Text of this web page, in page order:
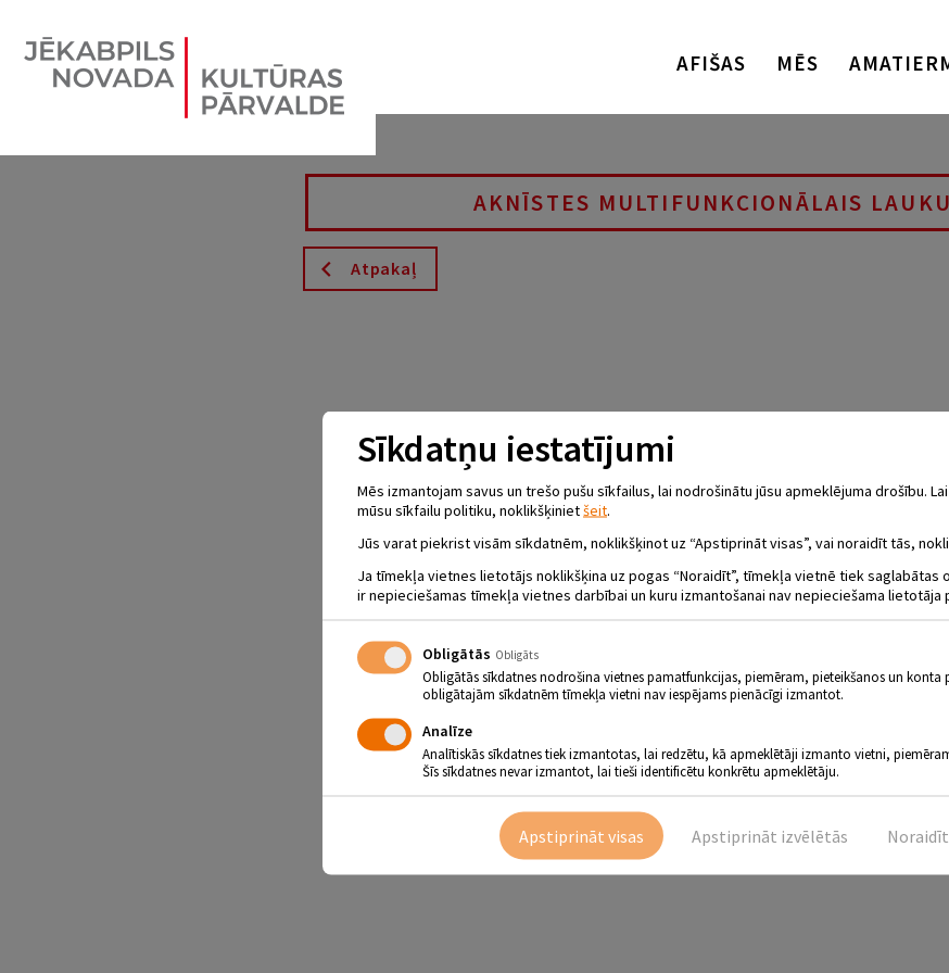
AFIŠAS MĒS
AKNĪSTES MULTIFUNKCIONĀLAIS
Atpakaļ
Sīkdatņu iestatījumi
Mēs izmantojam savus un trešo pušu sīkfailus, lai nodrošinātu jūsu apmeklējuma drošību.
mūsu sīkfailu politiku, noklikšķinietšeit.
Jūs varat piekrist visām sīkdatnēm, noklikšķinot uz “Apstiprināt visas”, vai noraidīt tās,
Ja tīmekļa vietnes lietotājs noklikšķina uz pogas “Noraidīt”, tīmekļa vietnē tiek saglabātas
ir nepieciešamas tīmekļa vietnes darbībai un kuru izmantošanai nav nepieciešama lietotāja
Obligātās Obligāts
Obligātās sīkdatnes nodrošina vietnes pamatfunkcijas, piemēram, pieteikšanos un konta
obligātajām sīkdatnēm tīmekļa vietni nav iespējams pienācīgi izmantot.
Analīze
Analītiskās sīkdatnes tiek izmantotas, lai redzētu, kā apmeklētāji izmanto vietni,
Šīs sīkdatnes nevar izmantot, lai tieši identificētu konkrētu apmeklētāju.
Noraidīt
Apstiprināt izvēlētās
Apstiprināt visas